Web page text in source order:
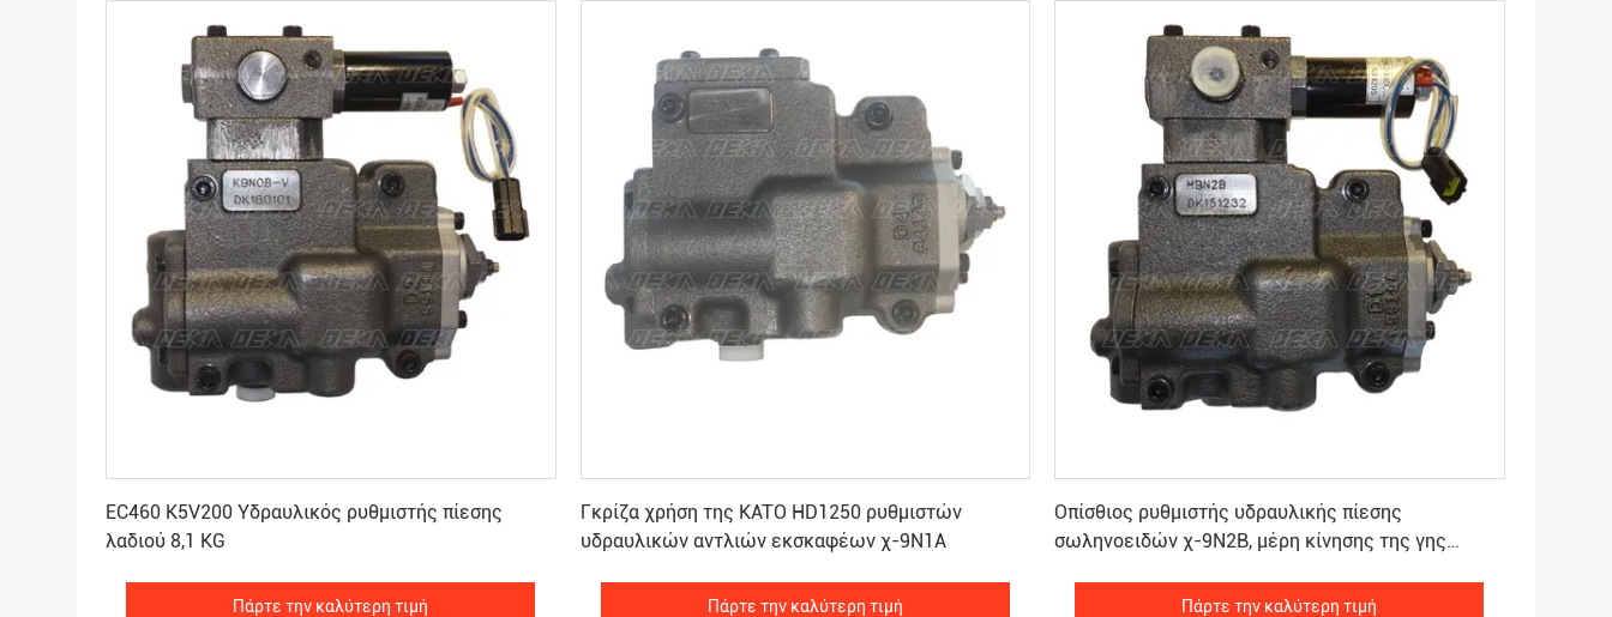
EC460 K5V200 Υδραυλικός ρυθμιστής πίεσης
λαδιού 8,1 KG
Πάρτε την καλύτερη τιμή
Γκρίζα χρήση της KATO HD1250 ρυθμιστών
υδραυλικών αντλιών εκσκαφέων χ-9N1A
Πάρτε την καλύτερη τιμή
Οπίσθιος ρυθμιστής υδραυλικής πίεσης
σωληνοειδών χ-9N2B, μέρη κίνησης της γης
Πάρτε την καλύτερη τιμή